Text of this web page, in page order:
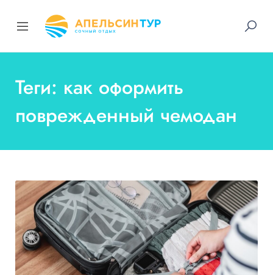
Теги: как оформить
поврежденный чемодан